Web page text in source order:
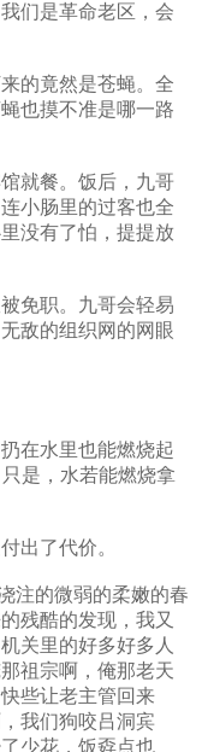
们是革命老区，会
的竟然是苍蝇。全
也摸不准是哪一路
就餐。饭后，九哥
小肠里的过客也全
没有了怕，提提放
免职。九哥会轻易
敌的组织网的网眼
在水里也能燃烧起
是，水若能燃烧拿
出了代价。
的微弱的柔嫩的春
残酷的发现，我又
关里的好多好多人
祖宗啊，俺那老天
些让老主管回来
我们狗咬吕洞宾
少花，饭孬点也